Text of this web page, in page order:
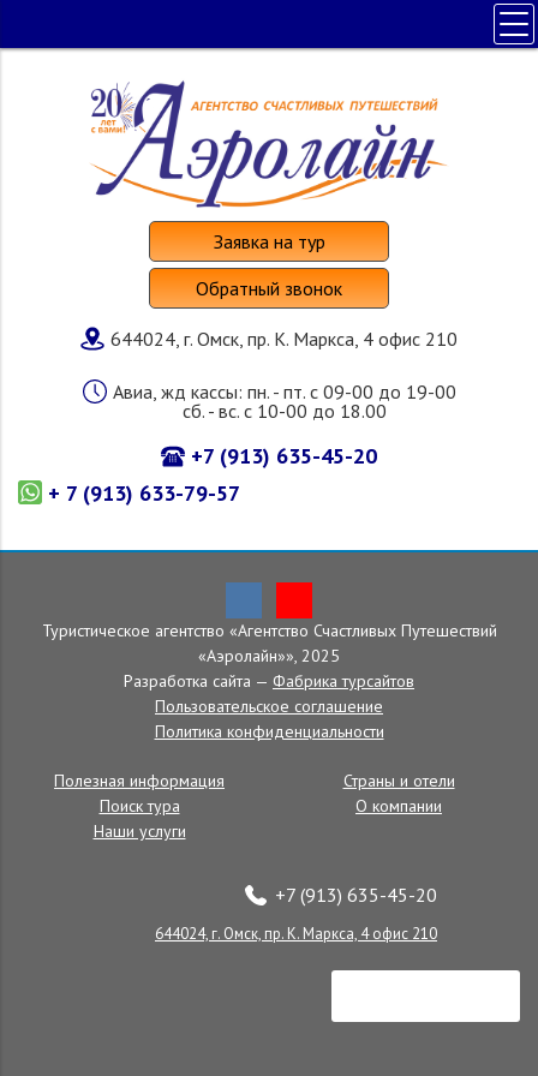
Заявка на тур
Обратный звонок
644024, г. Омск, пр. К. Маркса, 4 офис 210
Авиа, жд кассы: пн. - пт. с 09-00 до 19-00
сб. - вс. с 10-00 до 18.00
+7 (913) 635-45-20
+ 7 (913) 633-79-57
ПОИСК ТУРА
НАШИ УСЛУГИ
СТРАНЫ И ОТЕЛИ
О КОМПАНИИ
Главная»Страны и отели»Филиппины»Туры»о. Бохоль
о. Бохоль
Туристическое агентство «Агентство Счастливых Путешествий
«Аэролайн»», 2025
Разработка сайта — Фабрика турсайтов
Пользовательское соглашение
Политика конфиденциальности
Полезная информация
Поиск тура
Наши услуги
Страны и отели
О компании
+7 (913) 635-45-20
644024, г. Омск, пр. К. Маркса, 4 офис 210